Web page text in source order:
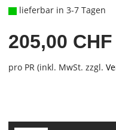
lieferbar in 3-7 Tagen
205,00 CHF
pro PR (inkl. MwSt. zzgl.